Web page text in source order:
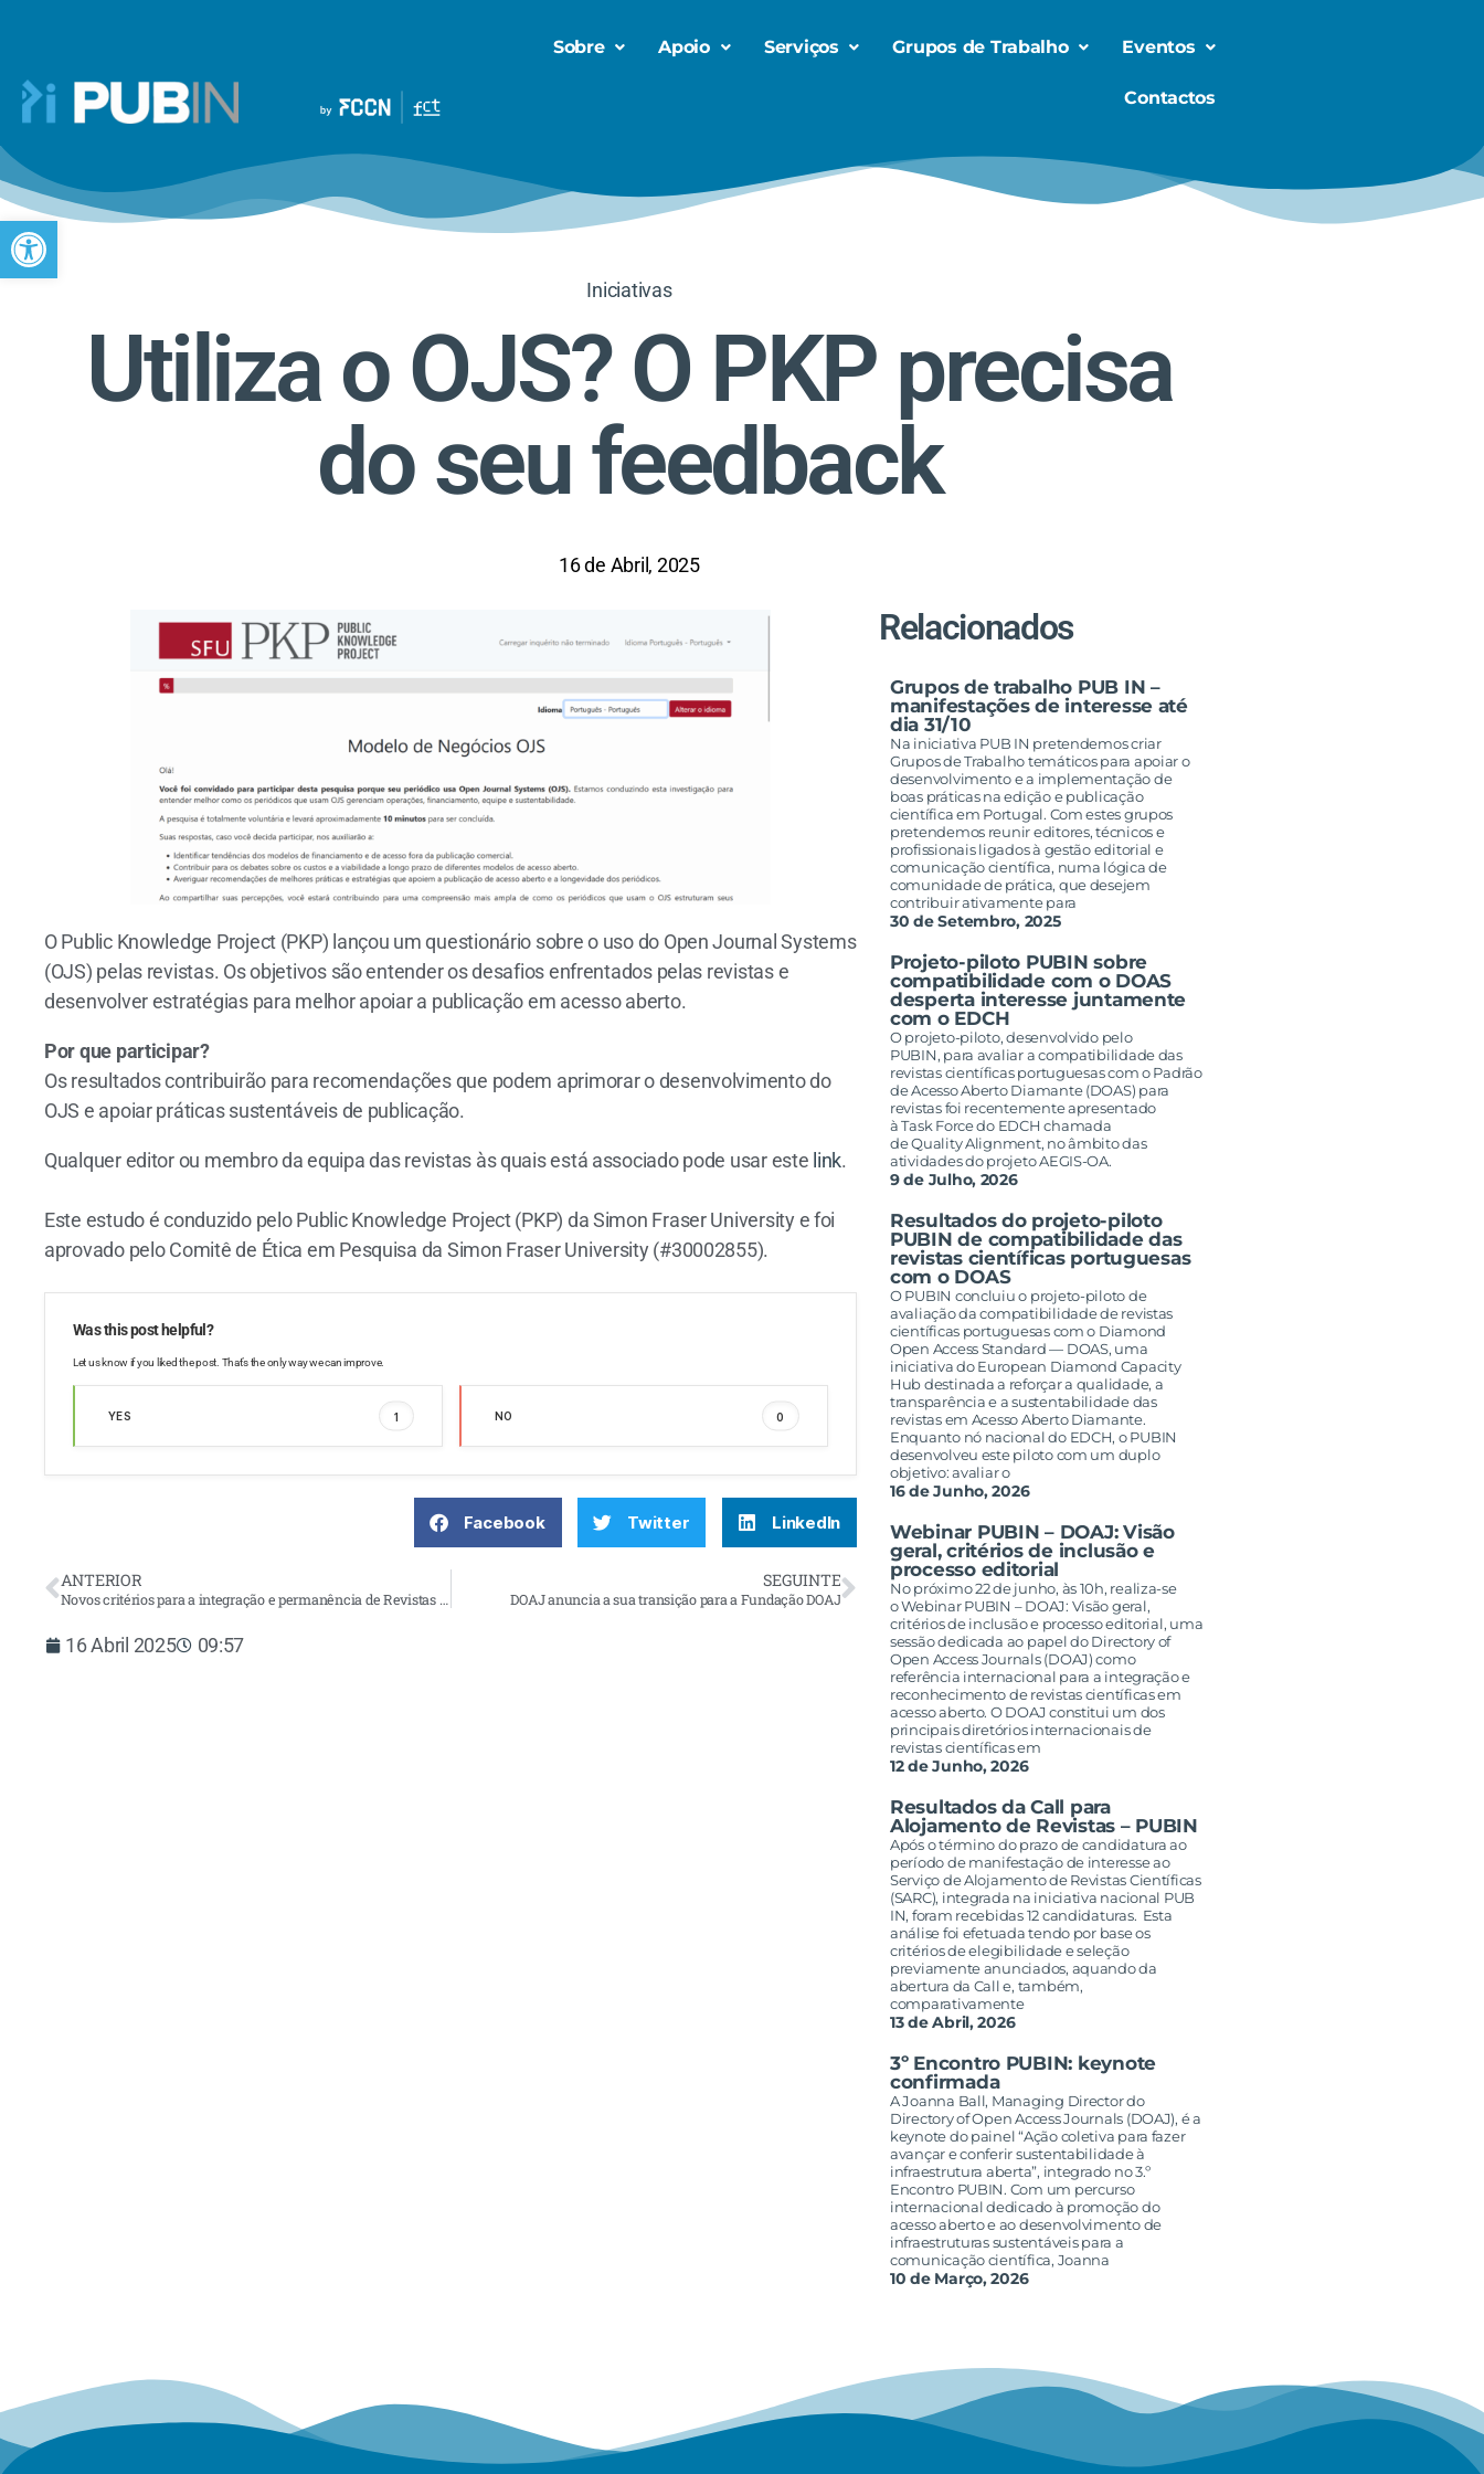
Open toolbar
Sobre Apoio Serviços Grupos de Trabalho Eventos
Contactos
Iniciativas
Utiliza o OJS? O PKP precisa
do seu feedback
16 de Abril, 2025
O Public Knowledge Project (PKP) lançou um questionário sobre o uso do Open Journal Systems
(OJS) pelas revistas. Os objetivos são entender os desafios enfrentados pelas revistas e
desenvolver estratégias para melhor apoiar a publicação em acesso aberto.
Por que participar?
Os resultados contribuirão para recomendações que podem aprimorar o desenvolvimento do
OJS e apoiar práticas sustentáveis de publicação.
Qualquer editor ou membro da equipa das revistas às quais está associado pode usar este link.
Este estudo é conduzido pelo Public Knowledge Project (PKP) da Simon Fraser University e foi
aprovado pelo Comitê de Ética em Pesquisa da Simon Fraser University (#30002855).
Was this post helpful?
Let us know if you liked the post. That’s the only way we can improve.
YES 1 NO 0
Facebook Twitter LinkedIn
ANTERIOR
Novos critérios para a integração e permanência de Revistas Científicas no SciELO Portugal
SEGUINTE
DOAJ anuncia a sua transição para a Fundação DOAJ
16 Abril 2025 09:57
Relacionados
Grupos de trabalho PUB IN –
manifestações de interesse até
dia 31/10
Na iniciativa PUB IN pretendemos criar
Grupos de Trabalho temáticos para apoiar o
desenvolvimento e a implementação de
boas práticas na edição e publicação
científica em Portugal. Com estes grupos
pretendemos reunir editores, técnicos e
profissionais ligados à gestão editorial e
comunicação científica, numa lógica de
comunidade de prática, que desejem
contribuir ativamente para
30 de Setembro, 2025
Projeto-piloto PUBIN sobre
compatibilidade com o DOAS
desperta interesse juntamente
com o EDCH
O projeto-piloto, desenvolvido pelo
PUBIN, para avaliar a compatibilidade das
revistas científicas portuguesas com o Padrão
de Acesso Aberto Diamante (DOAS) para
revistas foi recentemente apresentado
à Task Force do EDCH chamada
de Quality Alignment, no âmbito das
atividades do projeto AEGIS-OA.
9 de Julho, 2026
Resultados do projeto-piloto
PUBIN de compatibilidade das
revistas científicas portuguesas
com o DOAS
O PUBIN concluiu o projeto-piloto de
avaliação da compatibilidade de revistas
científicas portuguesas com o Diamond
Open Access Standard — DOAS, uma
iniciativa do European Diamond Capacity
Hub destinada a reforçar a qualidade, a
transparência e a sustentabilidade das
revistas em Acesso Aberto Diamante.
Enquanto nó nacional do EDCH, o PUBIN
desenvolveu este piloto com um duplo
objetivo: avaliar o
16 de Junho, 2026
Webinar PUBIN – DOAJ: Visão
geral, critérios de inclusão e
processo editorial
No próximo 22 de junho, às 10h, realiza-se
o Webinar PUBIN – DOAJ: Visão geral,
critérios de inclusão e processo editorial, uma
sessão dedicada ao papel do Directory of
Open Access Journals (DOAJ) como
referência internacional para a integração e
reconhecimento de revistas científicas em
acesso aberto. O DOAJ constitui um dos
principais diretórios internacionais de
revistas científicas em
12 de Junho, 2026
Resultados da Call para
Alojamento de Revistas – PUBIN
Após o término do prazo de candidatura ao
período de manifestação de interesse ao
Serviço de Alojamento de Revistas Científicas
(SARC), integrada na iniciativa nacional PUB
IN, foram recebidas 12 candidaturas. Esta
análise foi efetuada tendo por base os
critérios de elegibilidade e seleção
previamente anunciados, aquando da
abertura da Call e, também,
comparativamente
13 de Abril, 2026
3º Encontro PUBIN: keynote
confirmada
A Joanna Ball, Managing Director do
Directory of Open Access Journals (DOAJ), é a
keynote do painel “Ação coletiva para fazer
avançar e conferir sustentabilidade à
infraestrutura aberta”, integrado no 3.º
Encontro PUBIN. Com um percurso
internacional dedicado à promoção do
acesso aberto e ao desenvolvimento de
infraestruturas sustentáveis para a
comunicação científica, Joanna
10 de Março, 2026